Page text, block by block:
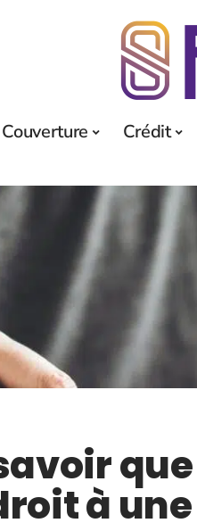
Couverture Crédit
que
à une